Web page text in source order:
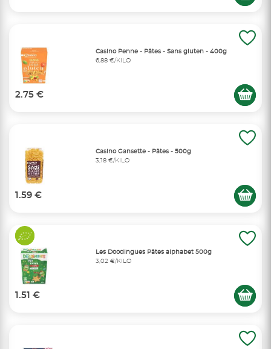
Casino Penne - Pâtes - Sans gluten - 400g
6,88 €/KILO
2.75 €
Casino Gansette - Pâtes - 500g
3,18 €/KILO
1.59 €
Les Doodingues Pâtes alphabet 500g
3,02 €/KILO
1.51 €